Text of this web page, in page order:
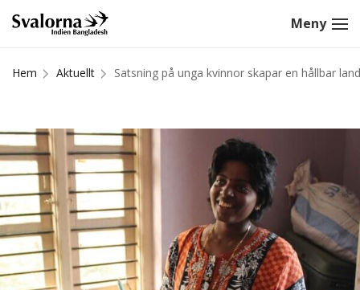
Hem Aktuellt Satsning på unga kvinnor skapar en hållbar